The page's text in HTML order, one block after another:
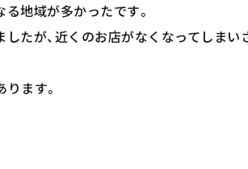
地域が多かったです。
たが、近くのお店がなくなってしまい
ます。